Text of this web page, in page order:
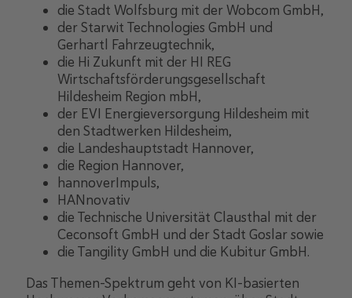
die Stadt Wolfsburg mit der Wobcom GmbH,
der Starwit Technologies GmbH und
Gerhartl Fahrzeugtechnik,
die Hi Zukunft mit der HI REG
Wirtschaftsförderungsgesellschaft
Hildesheim Region mbH,
der EVI Energieversorgung Hildesheim mit
den Stadtwerken Hildesheim,
die Landeshauptstadt Hannover,
die Region Hannover,
hannoverImpuls,
HANnovativ
die Technische Universität Clausthal mit der
Ceconsoft GmbH und der Stadt Goslar sowie
die Tangility GmbH und die Kubitur GmbH.
Das Themen-Spektrum geht von KI-basierten